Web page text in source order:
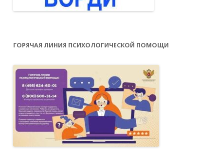
ГОРЯЧАЯ ЛИНИЯ ПСИХОЛОГИЧЕСКОЙ ПОМОЩИ